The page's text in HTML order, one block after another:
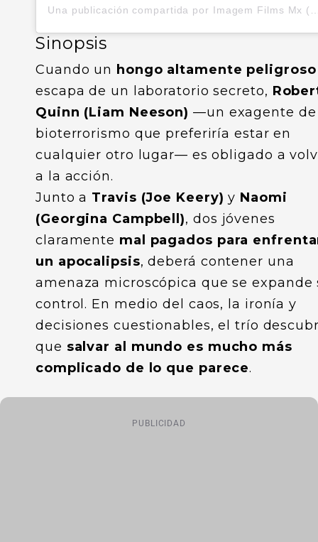
Una publicación compartida por
Sinopsis
Cuando un hongo altamente peligroso
escapa de un laboratorio secreto,
Quinn (Liam Neeson) —un exagente de
bioterrorismo que preferiría estar en
cualquier otro lugar— es obligado a
a la acción.
Junto a Travis (Joe Keery) y Naomi
(Georgina Campbell), dos jóvenes
claramente mal pagados para
un apocalipsis, deberá contener una
amenaza microscópica que se expande
control. En medio del caos, la ironía y
decisiones cuestionables, el trío
que salvar al mundo es mucho más
complicado de lo que parece.
PUBLICIDAD